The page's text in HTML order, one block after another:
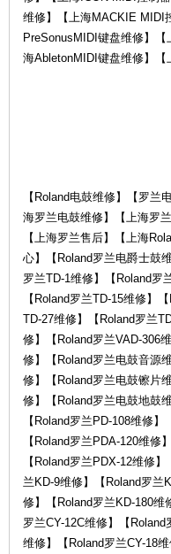
维修】【上海MACKIE MIDI
PreSonusMIDI键盘维修】
海AbletonMIDI键盘维修】【
【Roland电鼓维修】【罗
海罗兰电鼓维修】【上海罗
【上海罗兰售后】【上海
心】【Roland罗兰电爵士鼓
罗兰TD-1维修】【Roland罗
【Roland罗兰TD-15维修】
TD-27维修】【Roland罗兰
修】【Roland罗兰VAD-306
修】【Roland罗兰电鼓音源
修】【Roland罗兰电鼓镲片
修】【Roland罗兰电鼓地鼓
【Roland罗兰PD-108维修
【Roland罗兰PDA-120维
【Roland罗兰PDX-12维修
兰KD-9维修】【Roland罗兰
修】【Roland罗兰KD-180维
罗兰CY-12C维修】【
维修】【Roland罗兰CY-18